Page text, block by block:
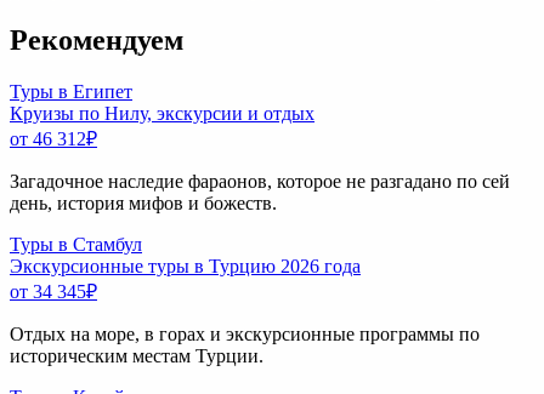
Рекомендуем
Туры в Египет
Круизы по Нилу, экскурсии и отдых
от 46 312₽
Загадочное наследие фараонов, которое не разгадано по сей
день, история мифов и божеств.
Туры в Стамбул
Экскурсионные туры в Турцию 2026 года
от 34 345₽
Отдых на море, в горах и экскурсионные программы по
историческим местам Турции.